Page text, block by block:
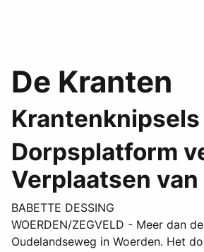
De Kranten
Dorpsplatform
Verplaatsen
BABETTE DESSING
WOERDEN/ZEGVELD - Meer dan
Oudelandseweg in Woerden. Het